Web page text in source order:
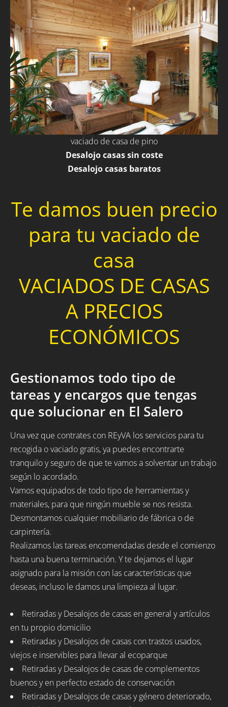
vaciado de casa de pino
Desalojo casas sin coste
Desalojo casas baratos
Te damos buen precio
para tu vaciado de
casa
VACIADOS DE CASAS
A PRECIOS
ECONÓMICOS
Gestionamos todo tipo de
tareas y encargos que tengas
que solucionar en El Salero
Una vez que contrates con REyVA los servicios para tu
recogida o vaciado gratis, ya puedes encontrarte
tranquilo y seguro de que te vamos a solventar un trabajo
según lo acordado.
Vamos equipados de todo tipo de herramientas y
materiales, para que ningún mueble se nos resista.
Desmontamos cualquier mobiliario de fábrica o de
carpintería.
Realizamos las tareas encomendadas desde el comienzo
hasta una buena terminación. Y te dejamos el lugar
asignado para la misión con las características que
deseas, incluso le damos una limpieza al lugar.
Retiradas y Desalojos de casas en general y artículos
en tu propio domicilio
Retiradas y Desalojos de casas con trastos usados,
viejos e inservibles para llevar al ecoparque
Retiradas y Desalojos de casas de complementos
buenos y en perfecto estado de conservación
Retiradas y Desalojos de casas y género deteriorado,